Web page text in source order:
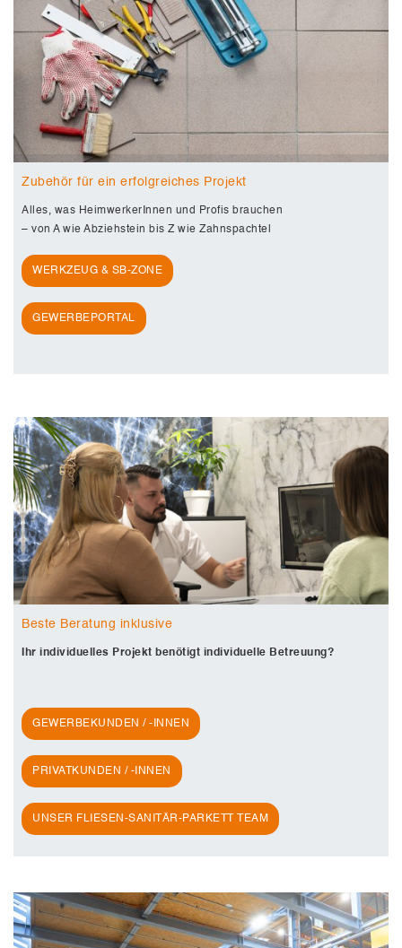
Zubehör für ein erfolgreiches Projekt
Alles, was HeimwerkerInnen und Profis brauchen
– von A wie Abziehstein bis Z wie Zahnspachtel
WERKZEUG & SB-ZONE
GEWERBEPORTAL
Beste Beratung inklusive
Ihr individuelles Projekt benötigt individuelle Betreuung?
GEWERBEKUNDEN / -INNEN
PRIVATKUNDEN / -INNEN
UNSER FLIESEN-SANITÄR-PARKETT TEAM